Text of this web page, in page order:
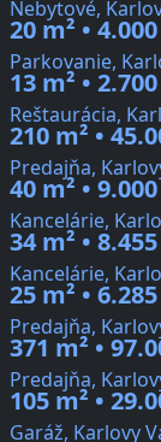
Nebytové,
20 m² •
Parkovanie,
13 m² •
Reštaurácia,
210 m² •
Predajňa,
40 m² •
Kancelárie,
34 m² •
Kancelárie,
25 m² •
Predajňa,
371 m² •
Predajňa,
105 m² •
Garáž, Karlovy